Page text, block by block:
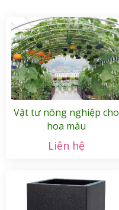
Vật tư nông nghiệp cho
hoa màu
Liên hệ